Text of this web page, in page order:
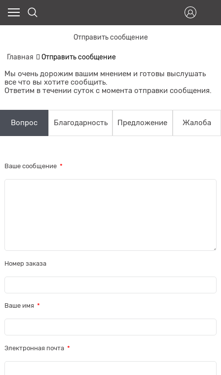
Отправить сообщение
Главная Отправить сообщение
Мы очень дорожим вашим мнением и готовы выслушать
все что вы хотите сообщить.
Ответим в течении суток с момента отправки сообщения.
Вопрос Благодарность Предложение Жалоба
Ваше сообщение
Номер заказа
Ваше имя
Электронная почта